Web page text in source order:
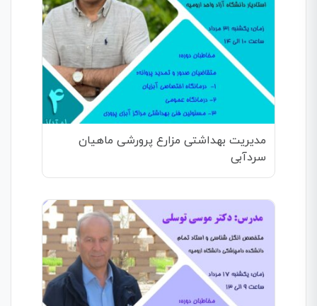
مدیریت بهداشتی مزارع پرورشی ماهیان
سردآبی